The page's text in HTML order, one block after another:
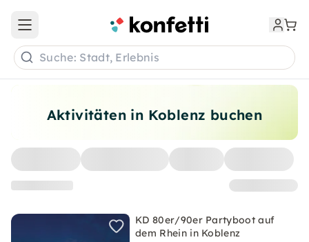
Aktivitäten in Koblenz buchen
KD 80er/90er Partyboot auf
dem Rhein in Koblenz
Open main menu
Suche: Stadt, Erlebnis